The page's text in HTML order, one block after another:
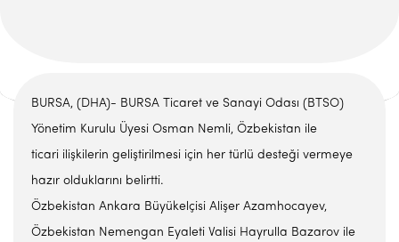
BURSA, (DHA)- BURSA Ticaret ve Sanayi Odası (BTSO)
Yönetim Kurulu Üyesi Osman Nemli, Özbekistan ile
ticari ilişkilerin geliştirilmesi için her türlü desteği vermeye
hazır olduklarını belirtti.
Özbekistan Ankara Büyükelçisi Alişer Azamhocayev,
Özbekistan Nemengan Eyaleti Valisi Hayrulla Bazarov ile